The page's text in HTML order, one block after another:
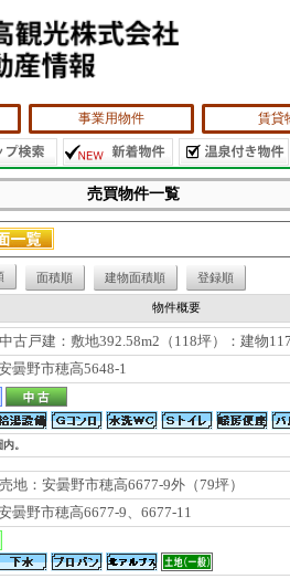
事業用物件 賃貸
売買物件一覧
面積順 建物面積順 登録順
物件概要
古戸建：敷地392.58m2（118坪）：建物117
曇野市穂高5648-1
。
地：安曇野市穂高6677-9外（79坪）
曇野市穂高6677-9、6677-11